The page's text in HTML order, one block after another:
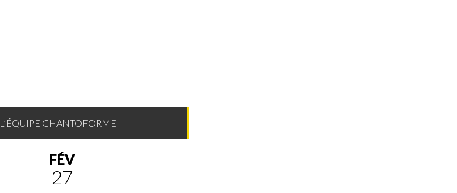
L’ÉQUIPE CHANTOFORME
FÉV
27